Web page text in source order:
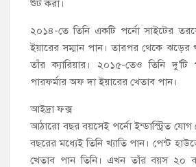
শুট করা।
২০১৪-তে তিনি একটি পর্নো সাইটের
ইয়ারের সম্মান পান। তারপর থেকে
তাঁর ক্যারিয়ার। ২০১৫-তেও তিনি দু’টি
পারফর্মার অফ দা ইয়ারের খেতাব পান।
আইদ্রা ফক্স
আঠারো বছর বয়সেই পর্নো ইন্ডাস্ট্রিত
বছরের মধ্যেই তিনি খ্যাতি পান। পেন্ট
খেতাব পান তিনি। এখন তাঁর বয়স ২০